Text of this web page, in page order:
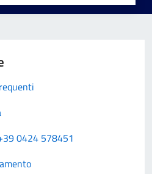
0424 578451